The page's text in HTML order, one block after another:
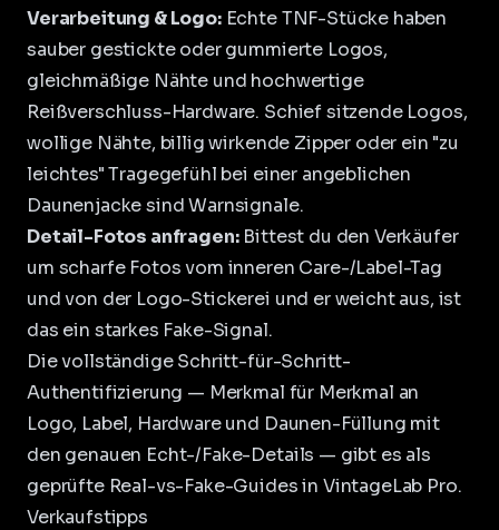
Verarbeitung & Logo:Echte TNF-Stücke haben
sauber gestickte oder gummierte Logos,
gleichmäßige Nähte und hochwertige
Reißverschluss-Hardware. Schief sitzende Logos,
wollige Nähte, billig wirkende Zipper oder ein "zu
leichtes" Tragegefühl bei einer angeblichen
Daunenjacke sind Warnsignale.
Detail-Fotos anfragen:Bittest du den Verkäufer
um scharfe Fotos vom inneren Care-/Label-Tag
und von der Logo-Stickerei und er weicht aus, ist
das ein starkes Fake-Signal.
Die vollständige Schritt-für-Schritt-
Authentifizierung — Merkmal für Merkmal an
Logo, Label, Hardware und Daunen-Füllung mit
den genauen Echt-/Fake-Details — gibt es als
geprüfte Real-vs-Fake-Guides in VintageLab Pro.
Verkaufstipps